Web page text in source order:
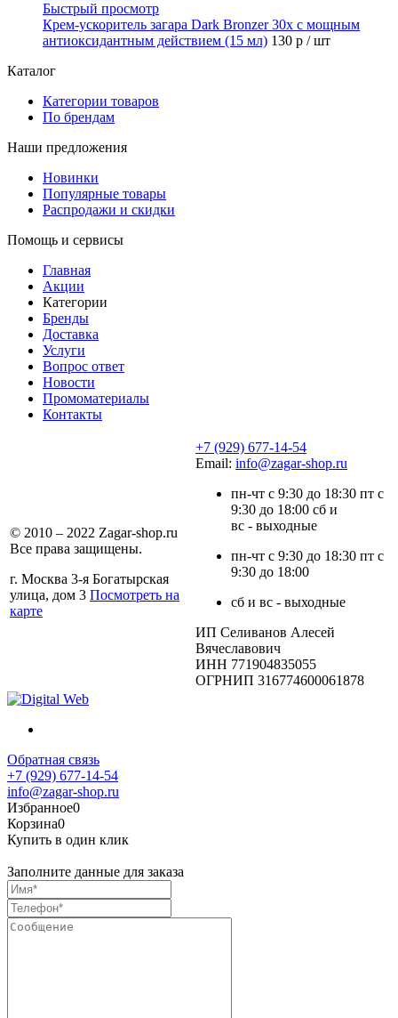
Быстрый просмотр
Крем-ускоритель загара Dark Bronzer 30x с мощным
антиоксидантным действием (15 мл) 130 р / шт
Каталог
Категории товаров
По брендам
Наши предложения
Новинки
Популярные товары
Распродажи и скидки
Помощь и сервисы
Главная
Акции
Категории
Бренды
Доставка
Услуги
Вопрос ответ
Новости
Промоматериалы
Контакты
© 2010 – 2022 Zagar-shop.ru
Все права защищены.
г. Москва 3-я Богатырская
улица, дом 3 Посмотреть на
карте
+7 (929) 677-14-54
Email: info@zagar-shop.ru
пн-чт с 9:30 до 18:30 пт с
9:30 до 18:00 сб и
вс - выходные
пн-чт с 9:30 до 18:30 пт с
9:30 до 18:00
сб и вс - выходные
ИП Селиванов Алесей
Вячеславович
ИНН 771904835055
ОГРНИП 316774600061878
Обратная связь
+7 (929) 677-14-54
info@zagar-shop.ru
Избранное0
Корзина0
Купить в один клик
Заполните данные для заказа